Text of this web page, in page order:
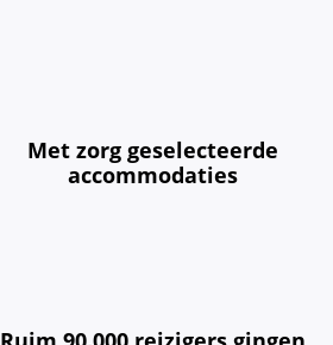
Met zorg geselecteerde
accommodaties